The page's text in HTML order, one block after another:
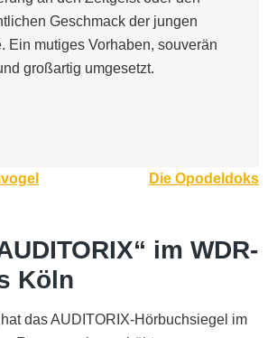
Geschmack der jungen
Ein mutiges Vorhaben, souverän
großartig umgesetzt.
Die Opodeldoks
im WDR-
Köln
das AUDITORIX-Hörbuchsiegel im